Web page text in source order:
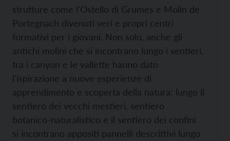
strutture come l’Ostello di Grumes e Molin de
Portegnach divenuti veri e propri centri
formativi per i giovani. Non solo, anche gli
antichi molini che si incontrano lungo i sentieri,
tra i canyon e le vallette hanno dato
l’ispirazione a nuove esperienze di
apprendimento e scoperta della natura: lungo il
sentiero dei vecchi mestieri, sentiero
botanico-naturalistico e il sentiero dei confini
si incontrano appositi pannelli descrittivi lungo